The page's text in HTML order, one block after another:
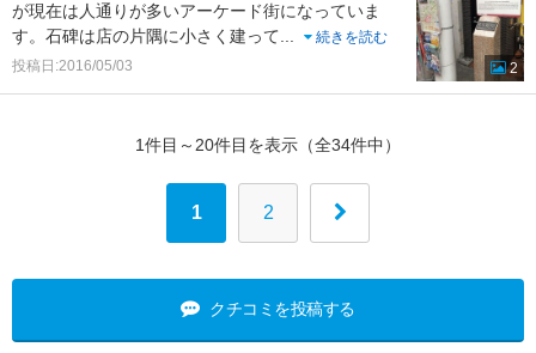
が現在は人通りが多いアーケード街になっていま
す。石碑は店の片隅に小さく建って...
続きを読む
投稿日:2016/05/03
2
1件目～20件目を表示（全34件中）
1 2
クチコミを投稿する